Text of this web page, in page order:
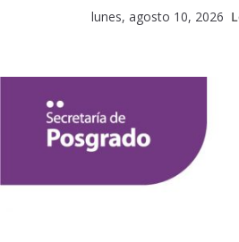
lunes, agosto 10, 2026